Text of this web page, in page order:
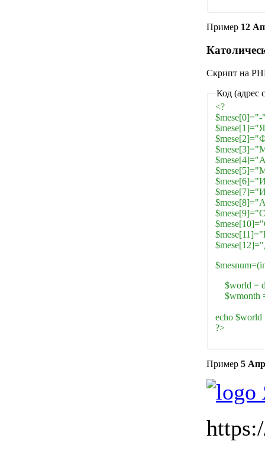
Пример 12
Скрипт на
Код (адрес
<?
$mese[0]="-
$world =
$wmonth
echo
?>
Пример 5